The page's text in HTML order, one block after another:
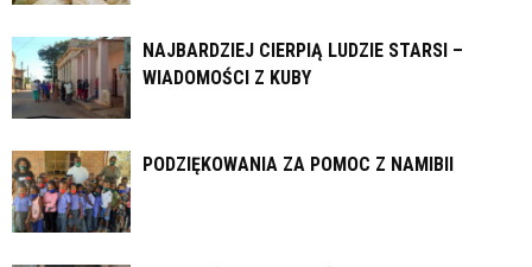
NAJBARDZIEJ CIERPIĄ LUDZIE STARSI –
WIADOMOŚCI Z KUBY
PODZIĘKOWANIA ZA POMOC Z NAMIBII